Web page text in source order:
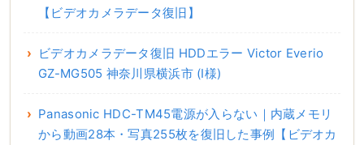
【ビデオカメラデータ復旧】
ビデオカメラデータ復旧 HDDエラー Victor Everio
GZ-MG505 神奈川県横浜市 (I様)
Panasonic HDC-TM45電源が入らない｜内蔵メモリ
から動画28本・写真255枚を復旧した事例【ビデオカ